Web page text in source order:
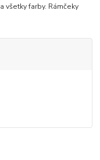
všetky farby. Rámčeky